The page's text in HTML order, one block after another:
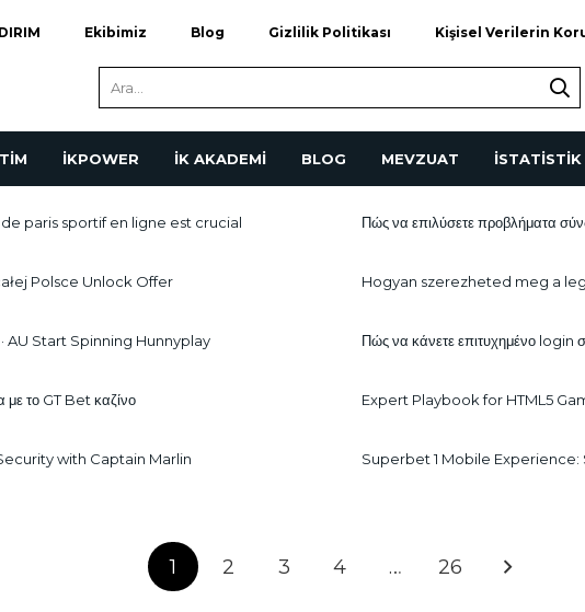
Ekibimiz Blog Gizlilik Politikası Kişisel Verilerin
İKPOWER İK AKADEMİ BLOG MEVZUAT İSTATİSTİK
paris sportif en ligne est crucial Πώς να επιλύσετε προβλήματα
Polsce Unlock Offer Hogyan szerezheted meg a
AU Start Spinning Hunnyplay Πώς να κάνετε επιτυχημένο login
με το GT Bet καζίνο Expert Playbook for HTML5
with Captain Marlin Superbet 1 Mobile Experience:
1 2 3 4 … 26